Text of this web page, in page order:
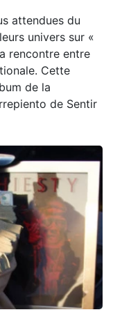
attendues du
univers sur «
rencontre entre
Cette
de la
de Sentir